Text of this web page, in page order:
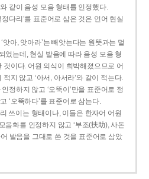
같이 음성 모음 형태를 인정했다.
다리’를 표준어로 삼은 것은 언어 현실
아, 앗아라’는 빼앗는다는 원뜻과는 멀
었는데, 현실 발음에 따라 음성 모음 형
것이다. 어원 의식이 희박해졌으므로 어
적지 않고 ‘아서, 아서라’와 같이 적는다.
정하지 않고 ‘오뚝이’만을 표준어로 정
‘오뚝하다’를 표준어로 삼는다.
쓰이는 형태이나, 이들은 한자어 어원
음화를 인정하지 않고 ‘부조(扶助), 사돈
발음을 그대로 쓴 것을 표준어로 삼았